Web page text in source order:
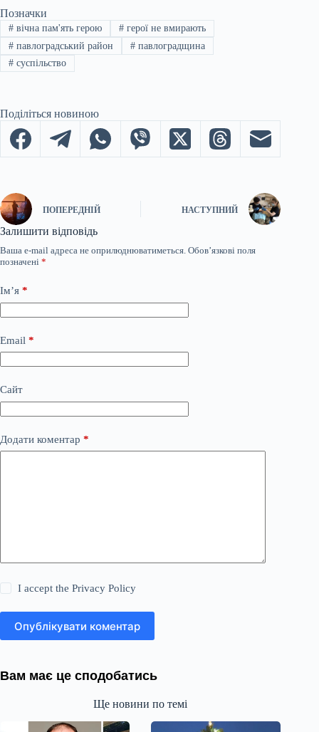
Позначки
#вічна пам'ять герою #герої не вмирають
#павлоградський район #павлоградщина
#суспільство
Поділіться новиною
ПОПЕРЕДНІЙ НАСТУПНИЙ
Залишити відповідь
Ваша e-mail адреса не оприлюднюватиметься. Обов’язкові поля
позначені *
Ім’я *
Email *
Сайт
Додати коментар *
I accept thePrivacy Policy
Опублікувати коментар
Вам має це сподобатись
Ще новини по темі